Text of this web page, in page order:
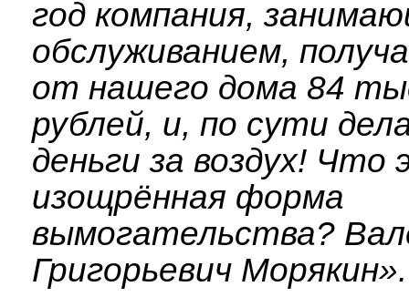
год компания,
обслуживанием,
от нашего дома 84
рублей, и, по сути
деньги за воздух! Что
изощрённая форма
вымогательства?
Григорьевич Морякин».